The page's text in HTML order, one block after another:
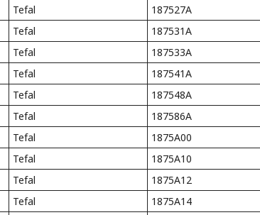
Tefal
187527A
Tefal
187531A
Tefal
187533A
Tefal
187541A
Tefal
187548A
Tefal
187586A
Tefal
1875A00
Tefal
1875A10
Tefal
1875A12
Tefal
1875A14